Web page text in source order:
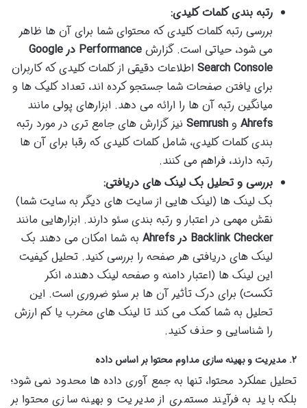
رتبه بندی کلمات کلیدی:
بررسی رتبه کلمات کلیدی که محتوای شما برای آن ها ظاهر
می شود، حیاتی است. گزارش
Performance در Google
Search Console اطلاعات دقیقی از کلمات کلیدی که کاربران
برای یافتن صفحات شما جستجو کرده اند، تعداد کلیک ها و
میانگین رتبه آن ها را ارائه می دهد. ابزارهای پولی مانند
Ahrefs و Semrush نیز گزارش های جامع تری در مورد رتبه
بندی کلمات کلیدی، شامل کلمات کلیدی که رقبا برای آن ها
رتبه دارند، فراهم می کنند.
بررسی و تحلیل بک لینک های دریافتی:
بک لینک ها (لینک هایی از سایت های دیگر به سایت شما)
نقش مهمی در اعتبار و رتبه بندی سئو دارند. ابزارهایی مانند
Backlink Checker در Ahrefs
به شما امکان می دهند بک
لینک های دریافتی هر صفحه را بررسی کنید. تحلیل کیفیت
این لینک ها (اعتبار دامنه و صفحه لینک دهنده، انکر
تکست) برای درک تأثیر آن ها بر سئو ضروری است. این
تحلیل به شما کمک می کند تا لینک های مخرب یا کم ارزش
را شناسایی و حذف کنید.
۲. مدیریت و بهینه سازی مداوم محتوا بر اساس داده
تحلیل عملکرد محتوا، تنها به جمع آوری داده ها محدود نمی شود؛
بلکه باید به فرآیند مستمری از مدیریت و بهینه سازی محتوا بر